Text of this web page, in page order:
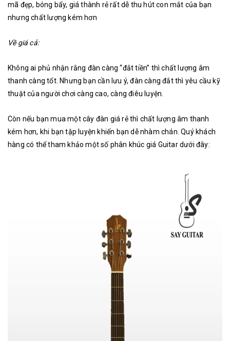
mã đẹp, bóng bẩy, giá thành rẻ rất dễ thu hút con mắt của bạn
nhưng chất lượng kém hơn
Về giá cả:
Không ai phủ nhận rằng đàn càng “đắt tiền” thì chất lượng âm
thanh càng tốt. Nhưng bạn cần lưu ý, đàn càng đắt thì yêu cầu kỹ
thuật của người chơi càng cao, càng điêu luyện.
Còn nếu bạn mua một cây đàn giá rẻ thì chất lượng âm thanh
kém hơn, khi bạn tập luyện khiến bạn dễ nhàm chán. Quý khách
hàng có thể tham khảo một số phân khúc giá Guitar dưới đây: